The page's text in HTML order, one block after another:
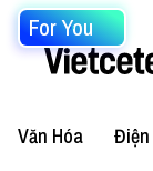
For You
Văn Hóa Điện